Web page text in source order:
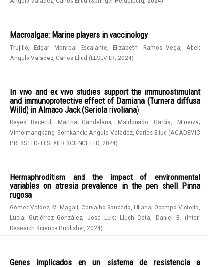
Macroalgae: Marine players in vaccinology
Trujillo, Edgar;Monreal Escalante, Elizabeth; Ramos Vega, Abel;
Angulo Valadez, Carlos Eliud (ELSEVIER 2024)
In vivo and ex vivo studies support the immunostimulant
and immunoprotective effect of Damiana (Turnera diffusa
Willd) in Almaco Jack (Seriola rivoliana)
Reyes Becerril, Martha Candelaria;Maldonado García, Minerva;
Vimolmangkang, Sornkanok; Angulo Valadez, Carlos Eliud (ACADEMIC
PRESS LTD- ELSEVIER SCIENCE LTD 2024)
Hermaphroditism and the impact of environmental
variables on atresia prevalence in the pen shell Pinna
rugosa
Gómez Valdez, M. Magali; Carvalho Saucedo, Liliana; Ocampo Victoria,
Lucía;Gutiérrez González, José Luis;Lluch Cota, Daniel B. (Inter-
Research Science Publisher, 2024)
Genes implicados en un sistema de resistencia a